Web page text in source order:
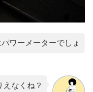
ワーメーターでしょ
えなくね？